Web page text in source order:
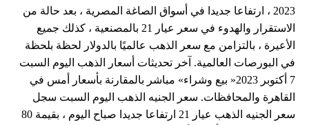
2023 ، ارتفاعا جديدا في أسواق الصاغة المصرية ، بعد حالة من
الاستقرار والهدوء في سعر عيار 21 بالمصنعية ، كذلك جميع
الأعيرة ، بالتزامن مع سعر الذهب عالميًا بالدولار لحظة بلحظة
في البورصات العالمية. آخر تحديثات أسعار الذهب اليوم السبت
7 أكتوبر 2023« بيع وشراء» مباشر بالمقارنة بأسعار أمس في
القاهرة والمحافظات. سعر الجنيه الذهب اليوم السبت سجل
سعر الجنيه الذهب عيار 21 ارتفاعا جديدا صباح اليوم ، بقيمة 80